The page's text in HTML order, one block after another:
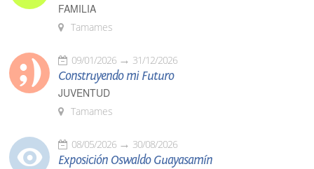
FAMILIA
Tamames
09/01/2026 31/12/2026
Construyendo mi Futuro
JUVENTUD
Tamames
08/05/2026 30/08/2026
Exposición Oswaldo Guayasamín